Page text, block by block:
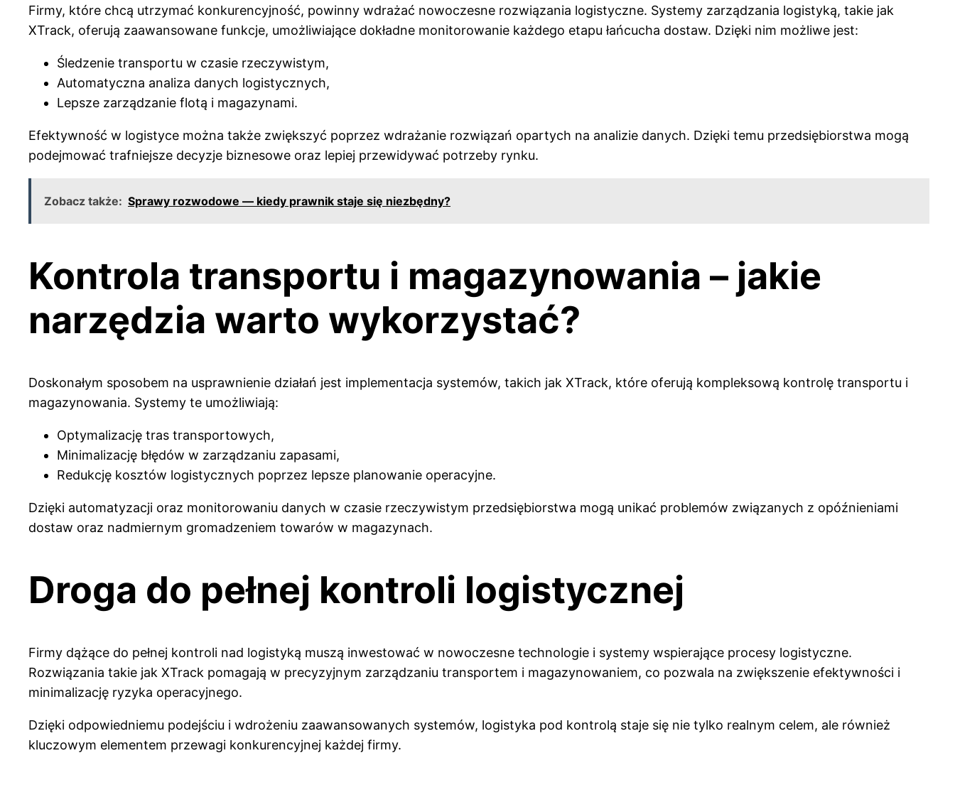
Firmy, które chcą utrzymać konkurencyjność, powinny wdrażać nowoczesne rozwiązania logistyczne. Systemy zarządzania logistyką, takie jak
XTrack, oferują zaawansowane funkcje, umożliwiające dokładne monitorowanie każdego etapu łańcucha dostaw. Dzięki nim możliwe jest:
Śledzenie transportu w czasie rzeczywistym,
Automatyczna analiza danych logistycznych,
Lepsze zarządzanie flotą i magazynami.
Efektywność w logistyce można także zwiększyć poprzez wdrażanie rozwiązań opartych na analizie danych. Dzięki temu przedsiębiorstwa mogą
podejmować trafniejsze decyzje biznesowe oraz lepiej przewidywać potrzeby rynku.
Zobacz także: Sprawy rozwodowe — kiedy prawnik staje się niezbędny?
Kontrola transportu i magazynowania – jakie
narzędzia warto wykorzystać?
Doskonałym sposobem na usprawnienie działań jest implementacja systemów, takich jak XTrack, które oferują kompleksową kontrolę transportu i
magazynowania. Systemy te umożliwiają:
Optymalizację tras transportowych,
Minimalizację błędów w zarządzaniu zapasami,
Redukcję kosztów logistycznych poprzez lepsze planowanie operacyjne.
Dzięki automatyzacji oraz monitorowaniu danych w czasie rzeczywistym przedsiębiorstwa mogą unikać problemów związanych z opóźnieniami
dostaw oraz nadmiernym gromadzeniem towarów w magazynach.
Droga do pełnej kontroli logistycznej
Firmy dążące do pełnej kontroli nad logistyką muszą inwestować w nowoczesne technologie i systemy wspierające procesy logistyczne.
Rozwiązania takie jak XTrack pomagają w precyzyjnym zarządzaniu transportem i magazynowaniem, co pozwala na zwiększenie efektywności i
minimalizację ryzyka operacyjnego.
Dzięki odpowiedniemu podejściu i wdrożeniu zaawansowanych systemów, logistyka pod kontrolą staje się nie tylko realnym celem, ale również
kluczowym elementem przewagi konkurencyjnej każdej firmy.